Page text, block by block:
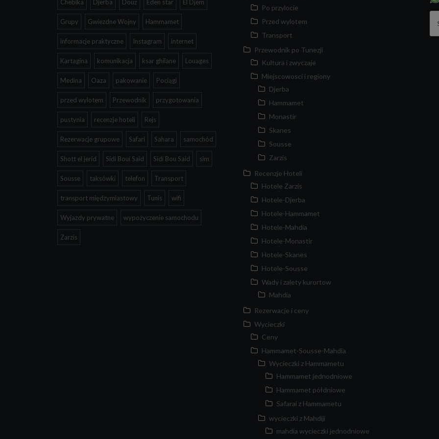
Chebika Djerba Douz Eden star El Djem
Grupy Gwiezdne Wojny Hammamet
informacje praktyczne Instagram internet
Kartagina komunikacja ksar ghilane Louages
Medina Oaza pakowanie Pociągi
przed wylotem Przewodnik przygotowania
pustynia recenzje hoteli Rejs
Rezerwacje grupowe Safari Sahara samochód
Shott el jerid Sidi Boui Said Sidi Bou Said sim
Sousse taksówki telefon Transport
transport międzymiastowy Tunis wifi
Wyjazdy prywatne wypożyczenie samochodu
Zarzis
Po przylocie
Przed wylotem
Transport
Przewodnik po Tunezji
Kultura i zwyczaje
Miejscowosci i regiony
Djerba
Hammamet
Monastir
Skanes
Sousse
Zarzis
Recenzje Hoteli
Hotele Zarzis
Hotele-Djerba
Hotele-Hammamet
Hotele-Mahdia
Hotele-Monastir
Hotele-Skanes
Hotele-Sousse
Wady i zalety kurortow
Mahdia
Rezerwacje i ceny
Wycieczki
Ceny
Hammamet-Sousse-Mahdia
Wycieczki z Hammametu
Hammamet jednodniowe
Hammamet półdniowe
Safarai z Hammametu
wycieczki z Mahdiji
mahdia wycieczki jednodniowe